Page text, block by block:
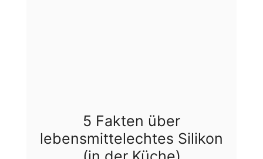
5 Fakten über
lebensmittelechtes Silikon